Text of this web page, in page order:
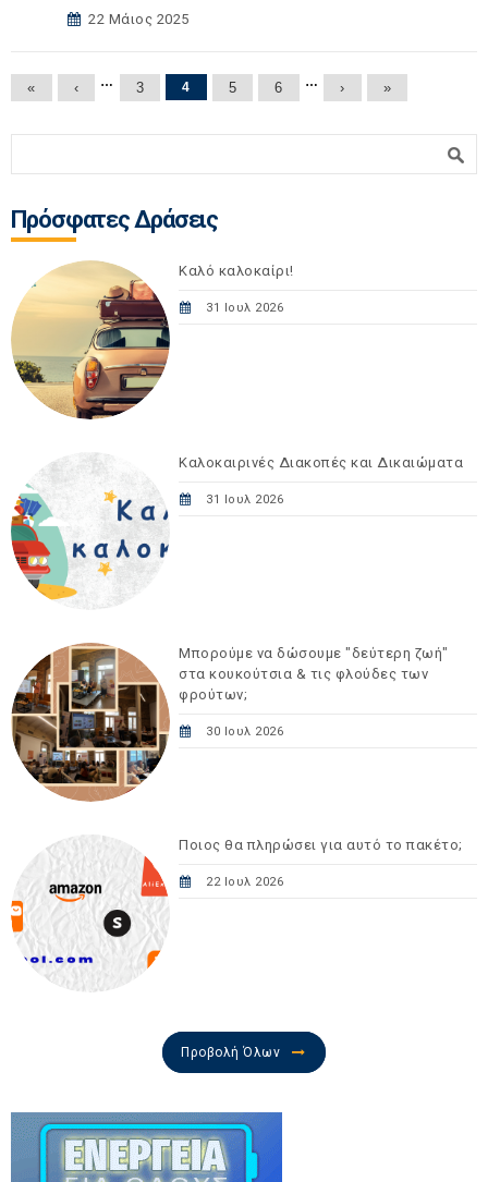
22 Μάιος 2025
Σελίδες
« ‹ … 3 4 5 6 … › »
Πρόσφατες Δράσεις
Καλό καλοκαίρι!
31 Ιουλ 2026
Καλοκαιρινές Διακοπές και Δικαιώματα
31 Ιουλ 2026
Μπορούμε να δώσουμε "δεύτερη ζωή"
στα κουκούτσια & τις φλούδες των
φρούτων;
30 Ιουλ 2026
Ποιος θα πληρώσει για αυτό το πακέτο;
22 Ιουλ 2026
Προβολή Όλων